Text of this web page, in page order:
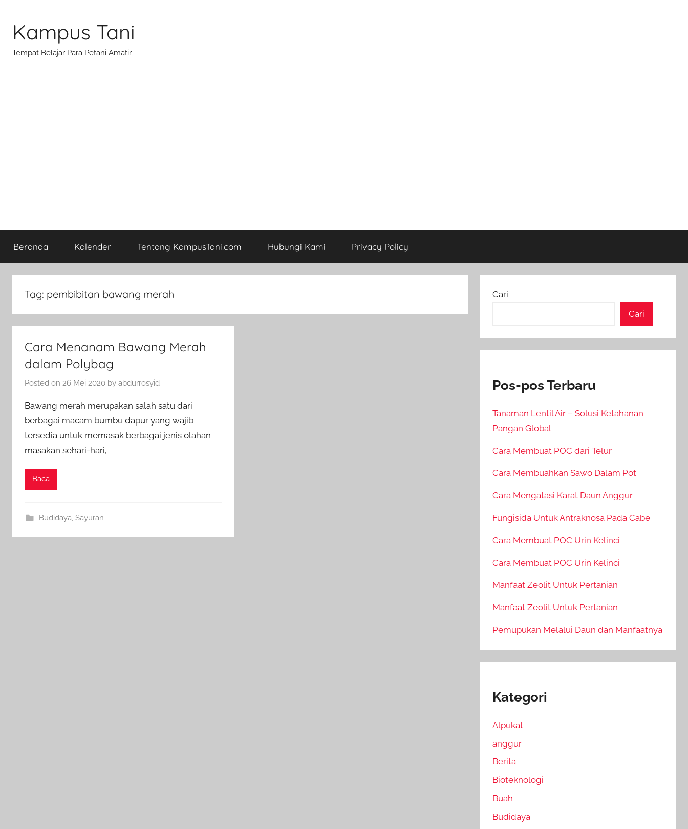
content
Kampus Tani
Tempat Belajar Para Petani Amatir
Beranda Kalender Tentang KampusTani.com Hubungi Kami Privacy Policy
Tag: pembibitan bawang merah
Cara Menanam Bawang Merah
dalam Polybag
Posted on 26 Mei 2020 by abdurrosyid
Bawang merah merupakan salah satu dari
berbagai macam bumbu dapur yang wajib
tersedia untuk memasak berbagai jenis olahan
masakan sehari-hari,
Baca
Budidaya, Sayuran
Cari
Cari
Pos-pos Terbaru
Tanaman Lentil Air – Solusi Ketahanan
Pangan Global
Cara Membuat POC dari Telur
Cara Membuahkan Sawo Dalam Pot
Cara Mengatasi Karat Daun Anggur
Fungisida Untuk Antraknosa Pada Cabe
Cara Membuat POC Urin Kelinci
Cara Membuat POC Urin Kelinci
Manfaat Zeolit Untuk Pertanian
Manfaat Zeolit Untuk Pertanian
Pemupukan Melalui Daun dan Manfaatnya
Kategori
Alpukat
anggur
Berita
Bioteknologi
Buah
Budidaya